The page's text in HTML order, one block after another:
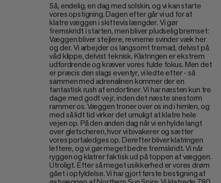
Så, endelig, en dag med solskin, og vi kan starte
vores opstigning. Dagen efter går vi ud for at
klatre væggen i skiftevis længder. Vi gør
fremskridt i starten, men bliver pludselig bremset:
Væggen bliver stejlere, revnerne svinder væk her
og der. Vi arbejder os langsomt fremad, delvist på
våd klippe, delvist teknisk. Klatringen er ekstrem
udfordrende og kræver vores fulde fokus. Men det
er præcis den slags eventyr, vi ledte efter - så
sammen med adrenalinen kommer der en
fantastisk rush af endorfiner. Vi har næsten kun tre
dage med godt vejr, inden det næste snestorm
rammer os. Væggen troner over os ind i himlen, og
med så lidt tid virker det umuligt at klatre hele
vejen op. På den anden dag når vi en hylde langt
over gletscheren, hvor vi bivakerer og sætter
vores portaledges op. Derefter bliver klatringen
lettere, og vi gør meget bedre fremskridt. Vi når
ryggen og klatrer faktisk ud på toppen af væggen.
Utroligt. Efter så meget usikkerhed er vores drøm
gået i opfyldelse. Vi har gjort første bestigning af